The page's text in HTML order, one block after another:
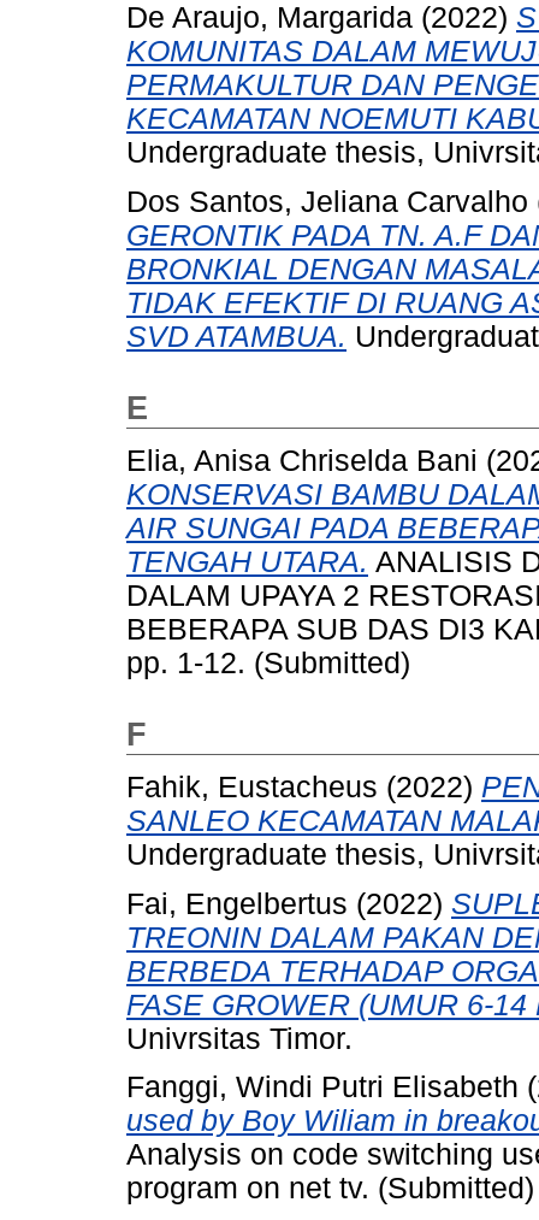
De Araujo, Margarida (2022)
KOMUNITAS DALAM
PERMAKULTUR DAN
KECAMATAN NOEMUTI
Undergraduate thesis,
Dos Santos, Jeliana Carvalho
GERONTIK PADA TN. A.F
BRONKIAL DENGAN
TIDAK EFEKTIF DI RUANG
SVD ATAMBUA.
E
Elia, Anisa Chriselda Bani
KONSERVASI BAMBU
AIR SUNGAI PADA
TENGAH UTARA. ANALISIS
DALAM UPAYA 2
BEBERAPA SUB DAS DI3
pp. 1-12. (Submitted)
F
Fahik, Eustacheus (2022)
SANLEO KECAMATAN
Undergraduate thesis,
Fai, Engelbertus (2022)
TREONIN DALAM PAKAN
BERBEDA TERHADAP
FASE GROWER (UMUR 6-14
Univrsitas Timor.
Fanggi, Windi Putri Elisabeth
used by Boy Wiliam in
Analysis on code switching
program on net tv. (Submitted)